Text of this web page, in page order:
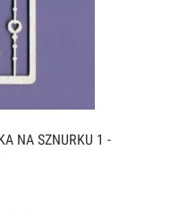
NA SZNURKU 1 -